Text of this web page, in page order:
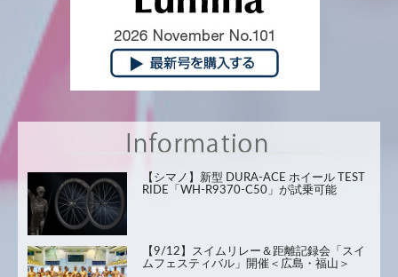
【シマノ】新型 DURA-ACE ホイール TEST
RIDE「WH-R9370-C50」が試乗可能
【9/12】スイムリレー＆距離記録会「スイ
ムフェスティバル」開催＜広島・福山＞